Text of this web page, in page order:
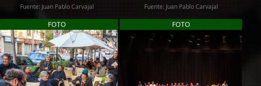
Fuente: Juan Pablo Carvajal
Fuente: Juan Pablo Carvajal
FOTO FOTO